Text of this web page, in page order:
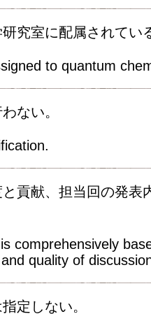
究室に配属されてい
to quantum
ない。
貢献、担当回の発表
comprehensively
quality of
定しない。